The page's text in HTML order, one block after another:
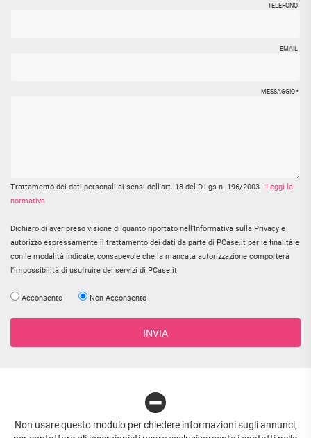
TELEFONO
EMAIL
MESSAGGIO*
Trattamento dei dati personali ai sensi dell'art. 13 del D.Lgs n. 196/2003 - Leggi la
normativa
Dichiaro di aver preso visione di quanto riportato nell'Informativa sulla Privacy e
autorizzo espressamente il trattamento dei dati da parte di PCase.it per le finalità e
con le modalità indicate, consapevole che la mancata autorizzazione comporterà
l'impossibilità di usufruire dei servizi di PCase.it
Acconsento Non Acconsento
INVIA
Non usare questo modulo per chiedere informazioni sugli annunci,